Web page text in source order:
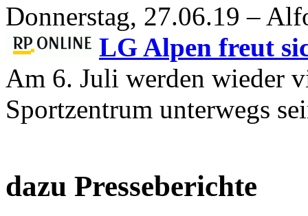
Donnerstag, 27.06.19 –
LG Alpen freut
Am 6. Juli werden wieder
Sportzentrum unterwegs
dazu Presseberichte